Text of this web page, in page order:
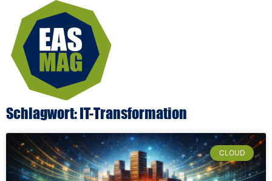
Schlagwort: IT-Transformation
CLOUD